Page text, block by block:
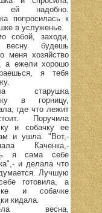
ей надобно.
попросилась к
в услуженье.
собой, заходи,
будешь
меня хозяйство
а ежели хорошо
я тебя
старушка
в горницу,
где что лежит
Поручила
и собачку ее
и ушла. "Вот,-
Каченка,-
я сама себе
и делала что
Лучшую
готовила, а
и собачке
кидала.
весна,